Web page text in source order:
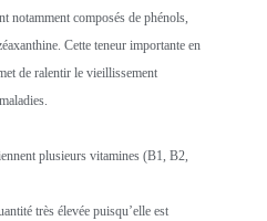
notamment composés de phénols,
Cette teneur importante en
de ralentir le vieillissement
plusieurs vitamines (B1, B2,
très élevée puisqu’elle est